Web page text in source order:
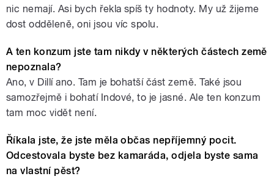
nic nemají. Asi bych řekla spíš ty hodnoty. My už žijeme
dost odděleně, oni jsou víc spolu.
A ten konzum jste tam nikdy v některých částech země
nepoznala?
Ano, v Dillí ano. Tam je bohatší část země. Také jsou
samozřejmě i bohatí Indové, to je jasné. Ale ten konzum
tam moc vidět není.
Říkala jste, že jste měla občas nepříjemný pocit.
Odcestovala byste bez kamaráda, odjela byste sama
na vlastní pěst?